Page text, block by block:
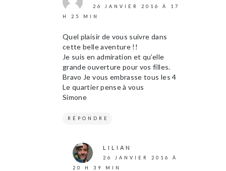
26 JANVIER 2016 À 17
H 25 MIN
Quel plaisir de vous suivre dans
cette belle aventure !!
Je suis en admiration et qu’elle
grande ouverture pour vos filles.
Bravo Je vous embrasse tous les 4
Le quartier pense à vous
Simone
RÉPONDRE
LILIAN
26 JANVIER 2016 À
20 H 39 MIN